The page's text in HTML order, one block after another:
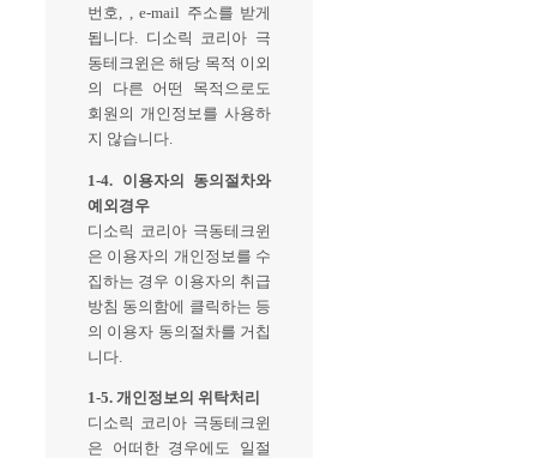
번호, , e-mail 주소를 받게
됩니다. 디소릭 코리아 극
동테크윈은 해당 목적 이외
의 다른 어떤 목적으로도
회원의 개인정보를 사용하
지 않습니다.
1-4. 이용자의 동의절차와
예외경우
디소릭 코리아 극동테크윈
은 이용자의 개인정보를 수
집하는 경우 이용자의 취급
방침 동의함에 클릭하는 등
의 이용자 동의절차를 거칩
니다.
1-5. 개인정보의 위탁처리
디소릭 코리아 극동테크윈
은 어떠한 경우에도 일절